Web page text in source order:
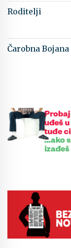
Roditelji
Čarobna Bojana